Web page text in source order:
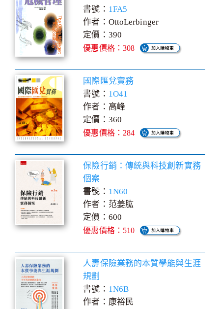
書號： 1FA5
作者：OttoLerbinger
定價：390
優惠價格：308
國際匯兌實務
書號： 1O41
作者：高峰
定價：360
優惠價格：284
保險行銷：傳統與科技創新實務
個案
書號： 1N60
作者：范姜肱
定價：600
優惠價格：510
人壽保險業務的本質學能與生涯
規劃
書號： 1N6B
作者：康裕民